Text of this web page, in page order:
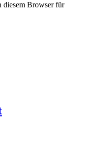
diesem Browser für